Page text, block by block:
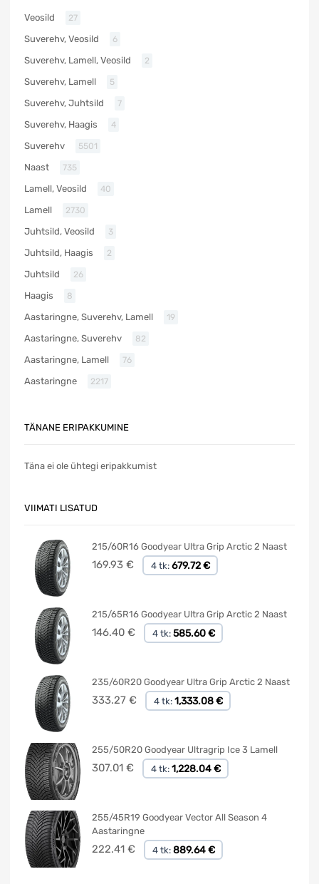
Veosild 27
Suverehv, Veosild 6
Suverehv, Lamell, Veosild 2
Suverehv, Lamell 5
Suverehv, Juhtsild 7
Suverehv, Haagis 4
Suverehv 5501
Naast 735
Lamell, Veosild 40
Lamell 2730
Juhtsild, Veosild 3
Juhtsild, Haagis 2
Juhtsild 26
Haagis 8
Aastaringne, Suverehv, Lamell 19
Aastaringne, Suverehv 82
Aastaringne, Lamell 76
Aastaringne 2217
TÄNANE ERIPAKKUMINE
Täna ei ole ühtegi eripakkumist
VIIMATI LISATUD
215/60R16 Goodyear Ultra Grip Arctic 2 Naast
169.93 € 4 tk: 679.72 €
215/65R16 Goodyear Ultra Grip Arctic 2 Naast
146.40 € 4 tk: 585.60 €
235/60R20 Goodyear Ultra Grip Arctic 2 Naast
333.27 € 4 tk: 1,333.08 €
255/50R20 Goodyear Ultragrip Ice 3 Lamell
307.01 € 4 tk: 1,228.04 €
255/45R19 Goodyear Vector All Season 4
Aastaringne
222.41 € 4 tk: 889.64 €